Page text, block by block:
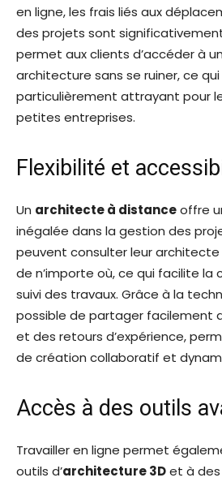
en ligne, les frais liés aux
des projets sont
permet aux clients d’accéder à
architecture sans se ruiner, ce
particulièrement attrayant pour
petites entreprises.
Flexibilité et
Un architecte à distanceoffre
inégalée dans la gestion des
peuvent consulter leur
de n’importe où, ce qui facilite
suivi des travaux. Grâce à la
possible de partager facilement
et des retours d’expérience,
de création collaboratif et
Accès à des outils
Travailler en ligne permet
outils d’architecture 3Det à